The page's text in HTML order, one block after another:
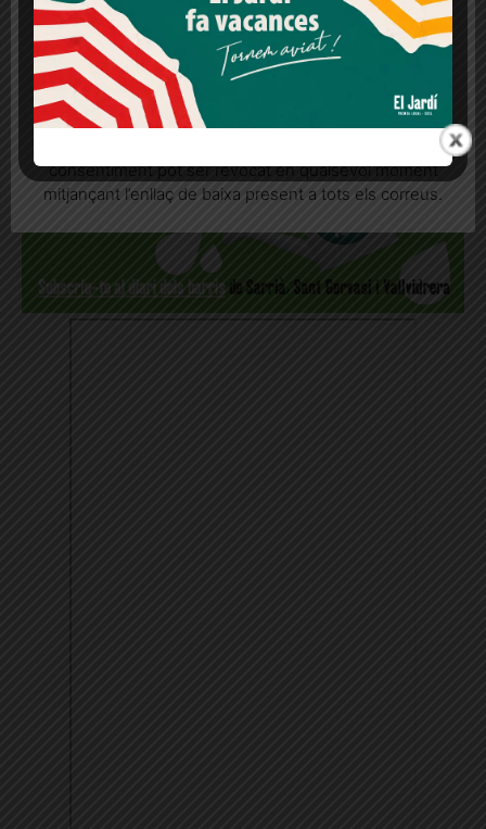
MOMENT AL WHATSAPP!
Més informació Acceptar Rebutjar tot
Quan l’usuari crea un compte al Diari el Jardí, dona el
seu consentiment explícit per rebre comunicacions
consentiment pot ser revocat en qualsevol moment
mitjançant l’enllaç de baixa present a tots els correus.